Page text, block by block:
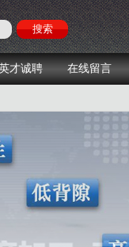
才诚聘 在线留言